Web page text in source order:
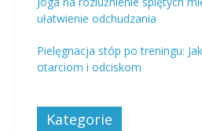
ułatwienie odchudzania
Pielęgnacja stóp po treningu:
otarciom i odciskom
Kategorie